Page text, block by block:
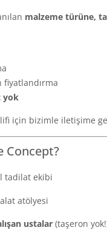
malzeme türüne,
fiyatlandırma
yok
için bizimle iletişime
Concept?
tadilat ekibi
atölyesi
ustalar (taşeron